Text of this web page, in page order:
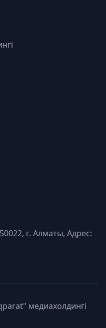
г. Алматы, Адрес:
медиахолдингі